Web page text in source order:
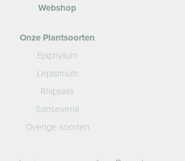
Webshop
Onze Plantsoorten
Epiphyllum
Lepismium
Rhipsalis
Sanseveria
Overige soorten